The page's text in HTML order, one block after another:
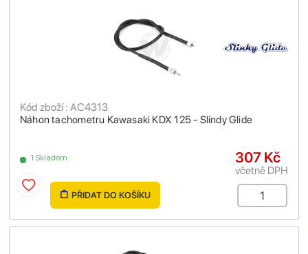
Náhon tachometru Kawasaki KDX 125 - Slindy Glide
Kód zboží : AC4313
1 Skladem 307 Kč
včetně DPH
PŘIDAT DO KOŠÍKU